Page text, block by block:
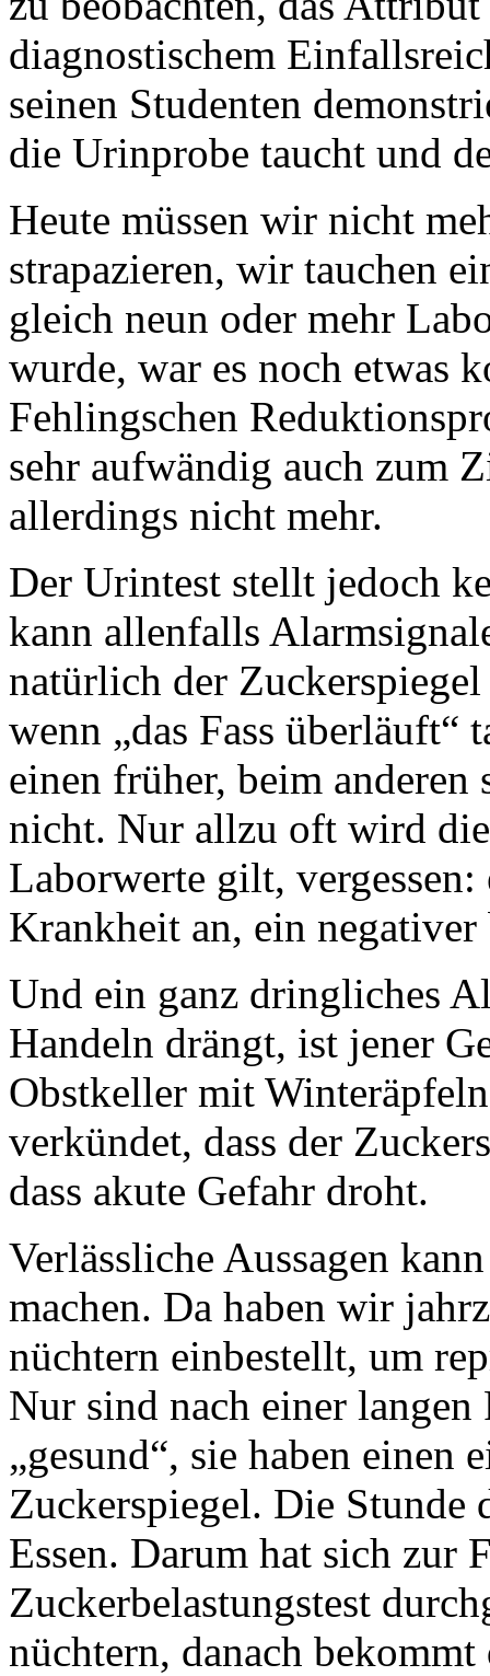
diagnostischem
seinen Studenten
die Urinprobe taucht und
Heute müssen wir nicht
strapazieren, wir tauchen
gleich neun oder mehr
wurde, war es noch etwas
Fehlingschen
sehr aufwändig auch zum
allerdings nicht mehr.
Der Urintest stellt jedoch
kann allenfalls
natürlich der
wenn „das Fass
einen früher, beim anderen
nicht. Nur allzu oft wird
Laborwerte gilt,
Krankheit an, ein
Und ein ganz dringliches
Handeln drängt, ist jener
Obstkeller mit
verkündet, dass der
dass akute Gefahr droht.
Verlässliche Aussagen
machen. Da haben wir
nüchtern einbestellt, um
Nur sind nach einer langen
„gesund“, sie haben einen
Zuckerspiegel. Die Stunde
Essen. Darum hat sich zur
Zuckerbelastungstest
nüchtern, danach